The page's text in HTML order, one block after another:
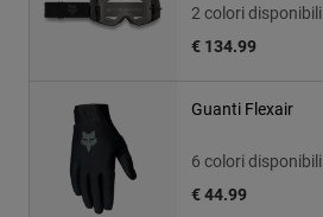
2 colori disponibili
€ 134.99
Guanti Flexair
6 colori disponibili
€ 44.99